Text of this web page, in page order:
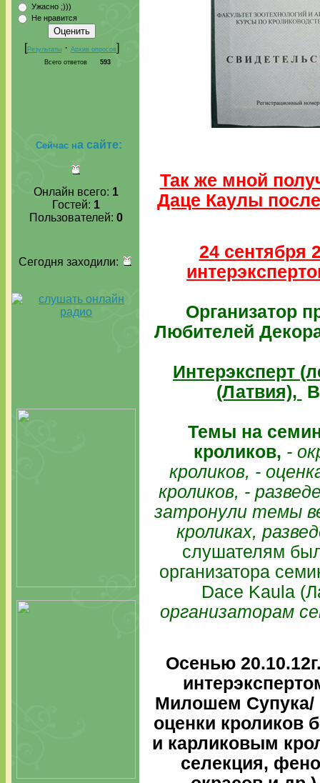
Ужасно ;)))
Не нравится
[Результаты · Архив опросов]
Всего ответов 593
Сейчас на сайте:
Онлайн всего: 1
Гостей: 1
Пользователей: 0
Сегодня заходили:
Так же мной
Даце Каулы
24 сентября
Организатор
Любителей
Интерэксперт
(Латвия),
Темы на
кроликов, -
кроликов, -
кроликов, -
затронули темы
кроликах,
слушателям
организатора
Dace Kaula
организаторам
Осенью
Милошем Супука/
оценки кроликов
и карликовым
селекция,